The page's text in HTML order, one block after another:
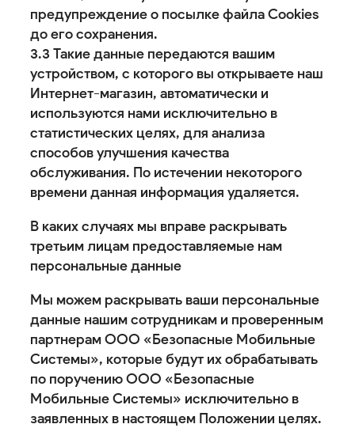
предупреждение о посылке файла Cookies
до его сохранения.
3.3 Такие данные передаются вашим
устройством, с которого вы открываете наш
Интернет-магазин, автоматически и
используются нами исключительно в
статистических целях, для анализа
способов улучшения качества
обслуживания. По истечении некоторого
времени данная информация удаляется.
В каких случаях мы вправе раскрывать
третьим лицам предоставляемые нам
персональные данные
Мы можем раскрывать ваши персональные
данные нашим сотрудникам и проверенным
партнерам ООО «Безопасные Мобильные
Системы», которые будут их обрабатывать
по поручению ООО «Безопасные
Мобильные Системы» исключительно в
заявленных в настоящем Положении целях.